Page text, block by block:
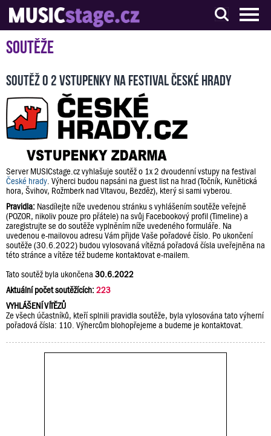
S muzikanty pro muzikanty
Soutěže
Soutěž o 2 vstupenky na festival České hrady
Server MUSICstage.cz vyhlašuje soutěž o 1x 2 dvoudenní vstupy na festival
České hrady . Výherci budou napsáni na guest list na hrad (Točník, Kunětická
hora, Švihov, Rožmberk nad Vltavou, Bezděz), který si sami vyberou.
Pravidla: Nasdílejte níže uvedenou stránku s vyhlášením soutěže veřejně
(POZOR, nikoliv pouze pro přátele) na svůj Facebookový profil (Timeline) a
zaregistrujte se do soutěže vyplněním níže uvedeného formuláře. Na
uvedenou e-mailovou adresu Vám přijde Vaše pořadové číslo. Po ukončení
soutěže (30.6.2022) budou vylosovaná vítězná pořadová čísla uveřejněna na
této stránce a vítěze též budeme kontaktovat e-mailem.
Tato soutěž byla ukončena 30.6.2022
Aktuální počet soutěžících:223
VYHLÁŠENÍ VÍTĚZŮ
Ze všech účastníků, kteří splnili pravidla soutěže, byla vylosována tato výherní
pořadová čísla: 110. Výhercům blohopřejeme a budeme je kontaktovat.